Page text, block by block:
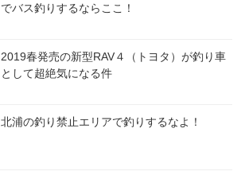
でバス釣りするならここ！
2019春発売の新型RAV４（トヨタ）が釣り車
として超絶気になる件
北浦の釣り禁止エリアで釣りするなよ！